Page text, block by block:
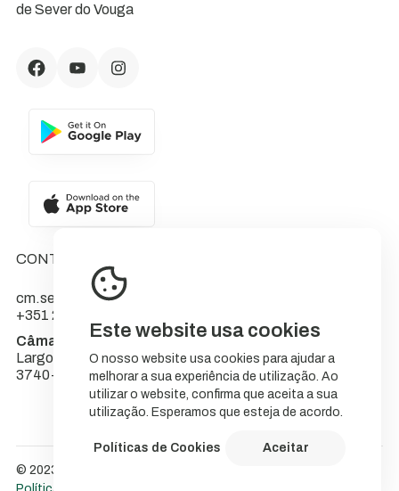
Este website usa cookies
O nosso website usa cookies para ajudar a
melhorar a sua experiência de utilização. Ao
utilizar o website, confirma que aceita a sua
utilização. Esperamos que esteja de acordo.
Políticas de Cookies Aceitar
de Sever do Vouga
CONTACTOS
cm.sever@cm-sever.pt
+351 234 555 566
Câmara Municipal de Sever do Vouga
Largo do Município
3740-262 Sever do Vouga
© 2023 NatureStorytelling.